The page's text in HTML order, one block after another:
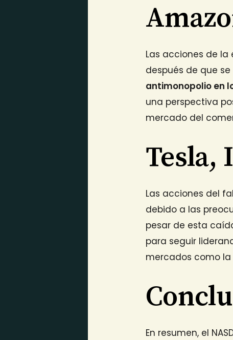
Las acciones de
después de que
antimonopolio en
una perspectiva
mercado del
Tesla,
Las acciones del
debido a las
pesar de esta
para seguir
mercados como
En resumen, el